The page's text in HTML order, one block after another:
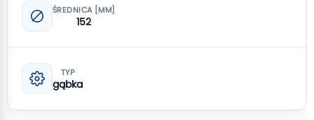
ŚREDNICA [MM]
152
TYP
gąbka